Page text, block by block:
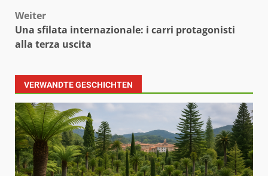
Weiter
Una sfilata internazionale: i carri protagonisti
alla terza uscita
VERWANDTE GESCHICHTEN